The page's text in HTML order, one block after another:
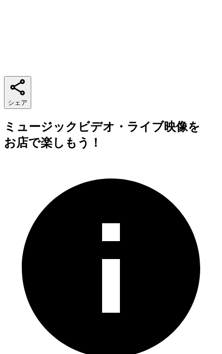
シェア
ミュージックビデオ・ライブ映像を
お店で楽しもう！